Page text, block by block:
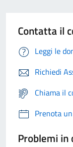
Contatta il
Leggi le
Richiedi
Chiama il
Prenota
Problemi in